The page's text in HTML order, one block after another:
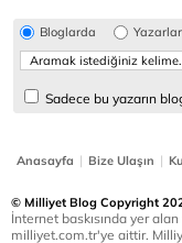
Bloglarda
Sadece bu yazarın
Anasayfa | Bize Ulaşın |
© Milliyet Blog Copyright
İnternet baskısında yer
milliyet.com.tr'ye aittir.